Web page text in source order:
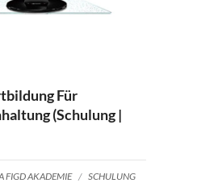
Für
(Schulung |
FIGD AKADEMIE/ SCHULUNG